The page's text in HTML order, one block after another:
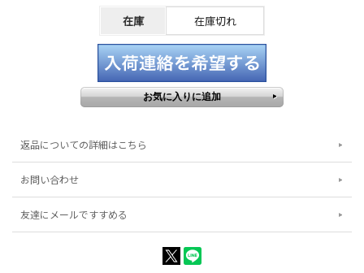
在庫 在庫切れ
返品についての詳細はこちら
お問い合わせ
友達にメールですすめる